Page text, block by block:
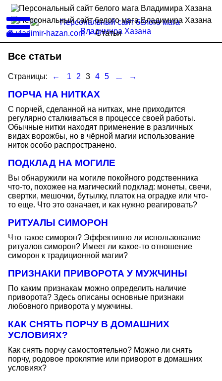
vladimir-hazan.com Статьи
Все статьи
Страницы: ← 1 2 3 4 5 ... →
ПОРЧА НА НИТКАХ
С порчей, сделанной на нитках, мне приходится
регулярно сталкиваться в процессе своей работы.
Обычные нитки находят применение в различных
видах ворожбы, но в чёрной магии использование
ниток особо распространено.
ПОДКЛАД НА МОГИЛЕ
Вы обнаружили на могиле покойного родственника
что-то, похожее на магический подклад: монеты, свечи,
свертки, мешочки, бутылку, платок на оградке или что-
то еще. Что это означает, и как нужно реагировать?
РИТУАЛЫ СИМОРОН
Что такое симорон? Эффективно ли использование
ритуалов симорон? Имеет ли какое-то отношение
симорон к традиционной магии?
ПРИЗНАКИ ПРИВОРОТА У МУЖЧИНЫ
По каким признакам можно определить наличие
приворота? Здесь описаны основные признаки
любовного приворота у мужчины.
КАК СНЯТЬ ПОРЧУ В ДОМАШНИХ
УСЛОВИЯХ?
Как снять порчу самостоятельно? Можно ли снять
порчу, родовое проклятие или приворот в домашних
условиях?